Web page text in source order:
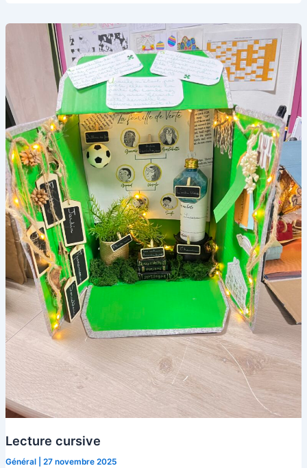
Noam
!
Lecture cursive
Général| 27 novembre 2025